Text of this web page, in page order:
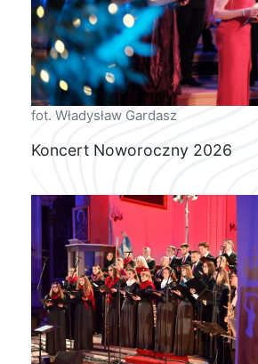
fot. Władysław Gardasz
Koncert Noworoczny 2026